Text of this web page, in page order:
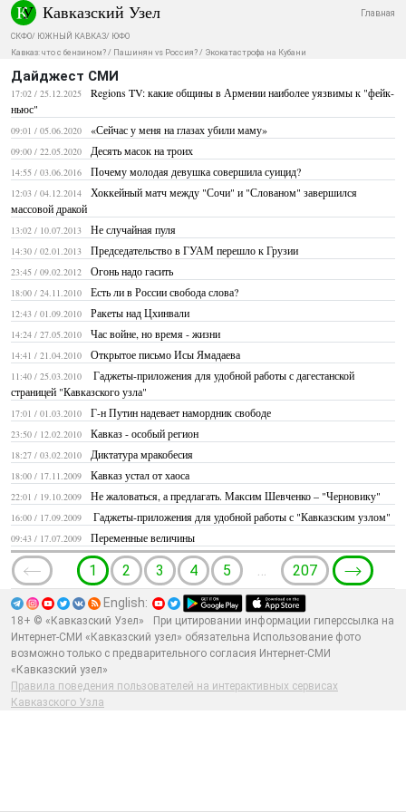
Кавказский Узел Главная
СКФО/ ЮЖНЫЙ КАВКАЗ/ ЮФО
Кавказ: что с бензином? / Пашинян vs Россия? / Экокатастрофа на Кубани
Дайджест СМИ
17:02 / 25.12.2025
Regions TV: какие общины в Армении наиболее уязвимы к "фейк-
ньюс"
09:01 / 05.06.2020 «Сейчас у меня на глазах убили маму»
09:00 / 22.05.2020 Десять масок на троих
14:55 / 03.06.2016 Почему молодая девушка совершила суицид?
12:03 / 04.12.2014
Хоккейный матч между "Сочи" и "Слованом" завершился
массовой дракой
13:02 / 10.07.2013 Не случайная пуля
14:30 / 02.01.2013 Председательство в ГУАМ перешло к Грузии
23:45 / 09.02.2012 Огонь надо гасить
18:00 / 24.11.2010 Есть ли в России свобода слова?
12:43 / 01.09.2010 Ракеты над Цхинвали
14:24 / 27.05.2010 Час войне, но время - жизни
14:41 / 21.04.2010 Открытое письмо Исы Ямадаева
11:40 / 25.03.2010
Гаджеты-приложения для удобной работы с дагестанской
страницей "Кавказского узла"
17:01 / 01.03.2010 Г-н Путин надевает намордник свободе
23:50 / 12.02.2010 Кавказ - особый регион
18:27 / 03.02.2010 Диктатура мракобесия
18:00 / 17.11.2009 Кавказ устал от хаоса
22:01 / 19.10.2009 Не жаловаться, а предлагать. Максим Шевченко – "Черновику"
16:00 / 17.09.2009 Гаджеты-приложения для удобной работы с "Кавказским узлом"
09:43 / 17.07.2009 Переменные величины
1 2 3 4 5 … 207
English:
18+ © «Кавказский Узел»
При цитировании информации гиперссылка на
Интернет-СМИ «Кавказский узел» обязательна Использование фото
возможно только с предварительного согласия Интернет-СМИ
«Кавказский узел»
Правила поведения пользователей на интерактивных сервисах
Кавказского Узла